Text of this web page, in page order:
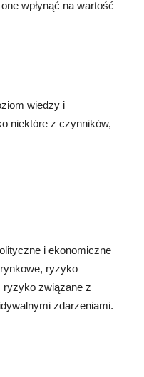
wpłynąć na wartość
wiedzy i
niektóre z czynników,
i ekonomiczne
ryzyko
ryzyko związane z
zdarzeniami.